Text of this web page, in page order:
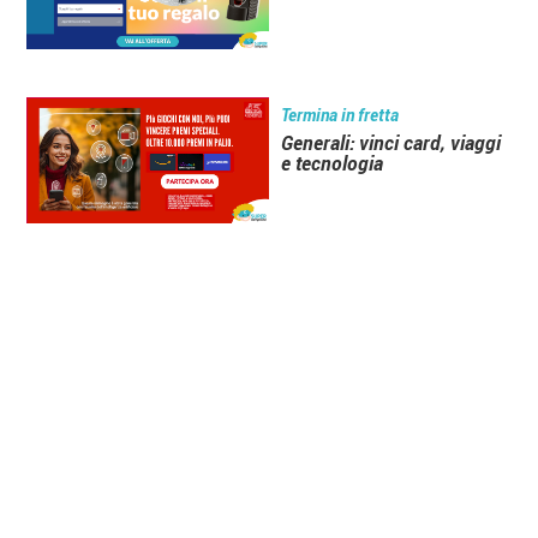
Termina in fretta
Generali: vinci card, viaggi
e tecnologia